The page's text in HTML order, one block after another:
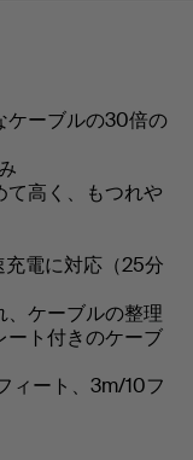
ケーブルの30倍の
て高く、もつれや
電に対応（25分
ケーブルの整理
ート付きのケーブ
ィート、3m/10フ